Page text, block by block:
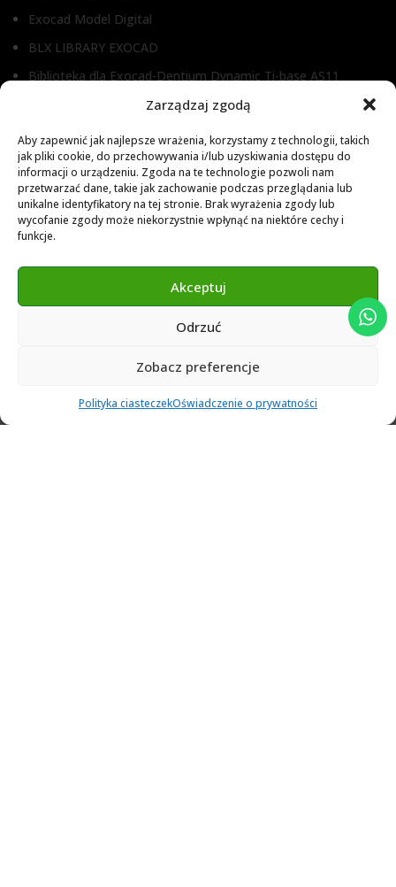
Zarządzaj zgodą
Aby zapewnić jak najlepsze wrażenia, korzystamy z technologii, takich
jak pliki cookie, do przechowywania i/lub uzyskiwania dostępu do
informacji o urządzeniu. Zgoda na te technologie pozwoli nam
przetwarzać dane, takie jak zachowanie podczas przeglądania lub
unikalne identyfikatory na tej stronie. Brak wyrażenia zgody lub
wycofanie zgody może niekorzystnie wpłynąć na niektóre cechy i
funkcje.
Akceptuj
Odrzuć
Zobacz preferencje
Polityka ciasteczekOświadczenie o prywatności
Exocad Model Digital
BLX LIBRARY EXOCAD
Biblioteka dla Exocad-Dentium Dynamic Ti-base AS11
Biblioteka dla Dental Wings
Biblioteka dla Exocad
Exocad Novamaind library 3.2
3Shape 2024 Library
Exocad 2024 Library
Novamind bredent blueski 2025
© 2024 Abutment Implants PL. All rights reserved
Menu